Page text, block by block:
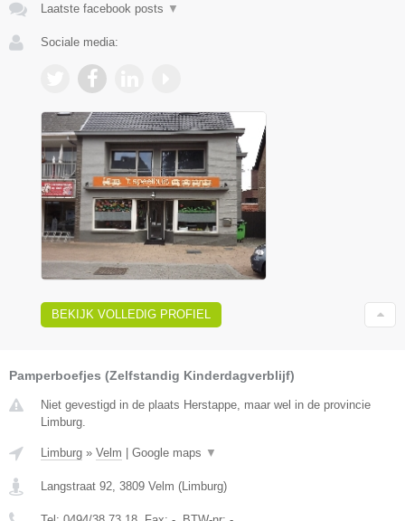
Laatste facebook posts ▼
Sociale media:
BEKIJK VOLLEDIG PROFIEL
Pamperboefjes (Zelfstandig Kinderdagverblijf)
Niet gevestigd in de plaats Herstappe, maar wel in de provincie
Limburg.
Limburg » Velm Google maps ▼
Langstraat 92, 3809 Velm (Limburg)